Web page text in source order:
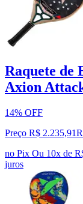
Raquete de
Axion
14% OFF
Preço R$ 2.235,91
no Pix Ou 10x de
juros